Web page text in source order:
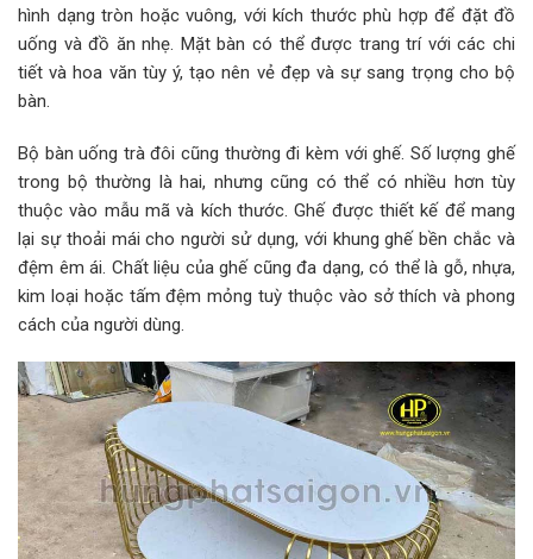
hình dạng tròn hoặc vuông, với kích thước phù hợp để đặt đồ
uống và đồ ăn nhẹ. Mặt bàn có thể được trang trí với các chi
tiết và hoa văn tùy ý, tạo nên vẻ đẹp và sự sang trọng cho bộ
bàn.
Bộ bàn uống trà đôi cũng thường đi kèm với ghế. Số lượng ghế
trong bộ thường là hai, nhưng cũng có thể có nhiều hơn tùy
thuộc vào mẫu mã và kích thước. Ghế được thiết kế để mang
lại sự thoải mái cho người sử dụng, với khung ghế bền chắc và
đệm êm ái. Chất liệu của ghế cũng đa dạng, có thể là gỗ, nhựa,
kim loại hoặc tấm đệm mỏng tuỳ thuộc vào sở thích và phong
cách của người dùng.